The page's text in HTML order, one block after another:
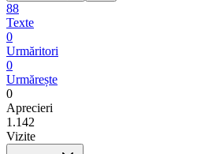
88
Texte
0
Urmăritori
0
Urmărește
0
Aprecieri
1.142
Vizite